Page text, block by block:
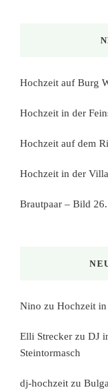
Hochzeit auf Burg
Hochzeit in der
Hochzeit auf dem
Hochzeit in der
Brautpaar – Bild
Nino zu Hochzeit
Elli Strecker zu DJ
Steintormasch
dj-hochzeit zu